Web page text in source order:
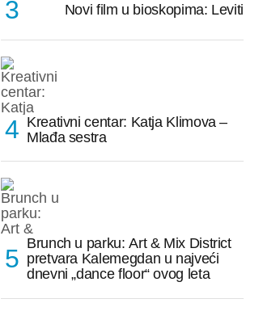
Novi film u bioskopima: Leviti
Kreativni centar: Katja Klimova –
Mlađa sestra
Brunch u parku: Art & Mix District
pretvara Kalemegdan u najveći
dnevni „dance floor“ ovog leta